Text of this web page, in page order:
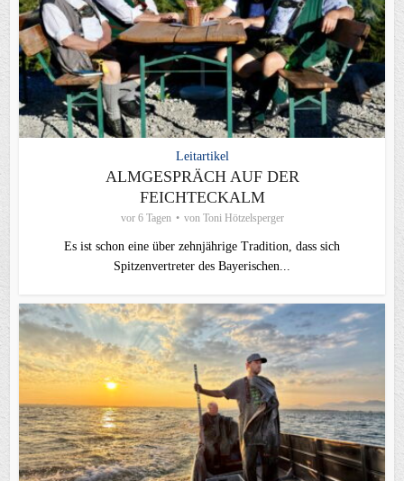
Leitartikel
ALMGESPRÄCH AUF DER
FEICHTECKALM
vor 6 Tagen von Toni Hötzelsperger
Es ist schon eine über zehnjährige Tradition, dass sich
Spitzenvertreter des Bayerischen...